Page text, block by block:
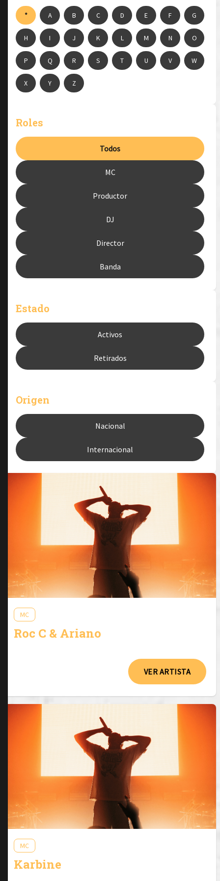
* A B C D E F G
H I J K L M N O
P Q R S T U V W
X Y Z
Roles
Todos
MC
Productor
DJ
Director
Banda
Estado
Activos
Retirados
Origen
Nacional
Internacional
MC
Roc C & Ariano
VER ARTISTA
MC
Karbine